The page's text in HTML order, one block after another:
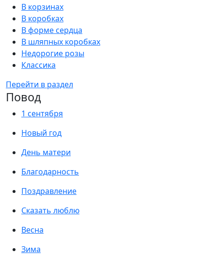
В корзинах
В коробках
В форме сердца
В шляпных коробках
Недорогие розы
Классика
Перейти в раздел
Повод
1 сентября
Новый год
День матери
Благодарность
Поздравление
Сказать люблю
Весна
Зима